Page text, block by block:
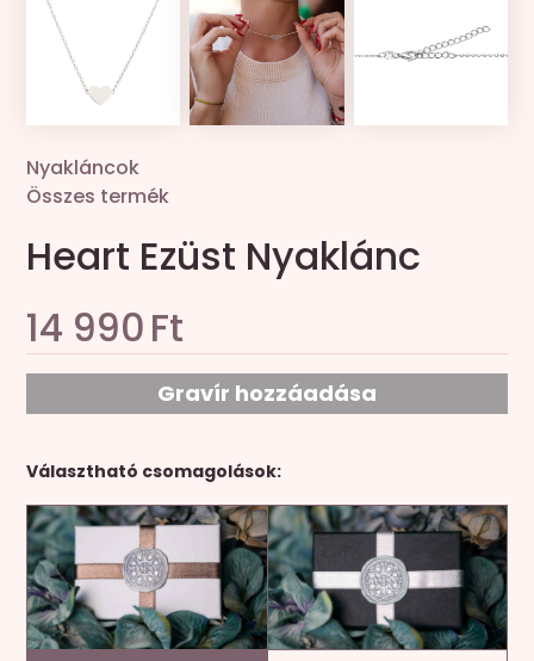
Zsinór csere
Nyakláncok
Összes termék
Heart Ezüst Nyaklánc
14 990Ft
Gravír hozzáadása
Választható csomagolások: